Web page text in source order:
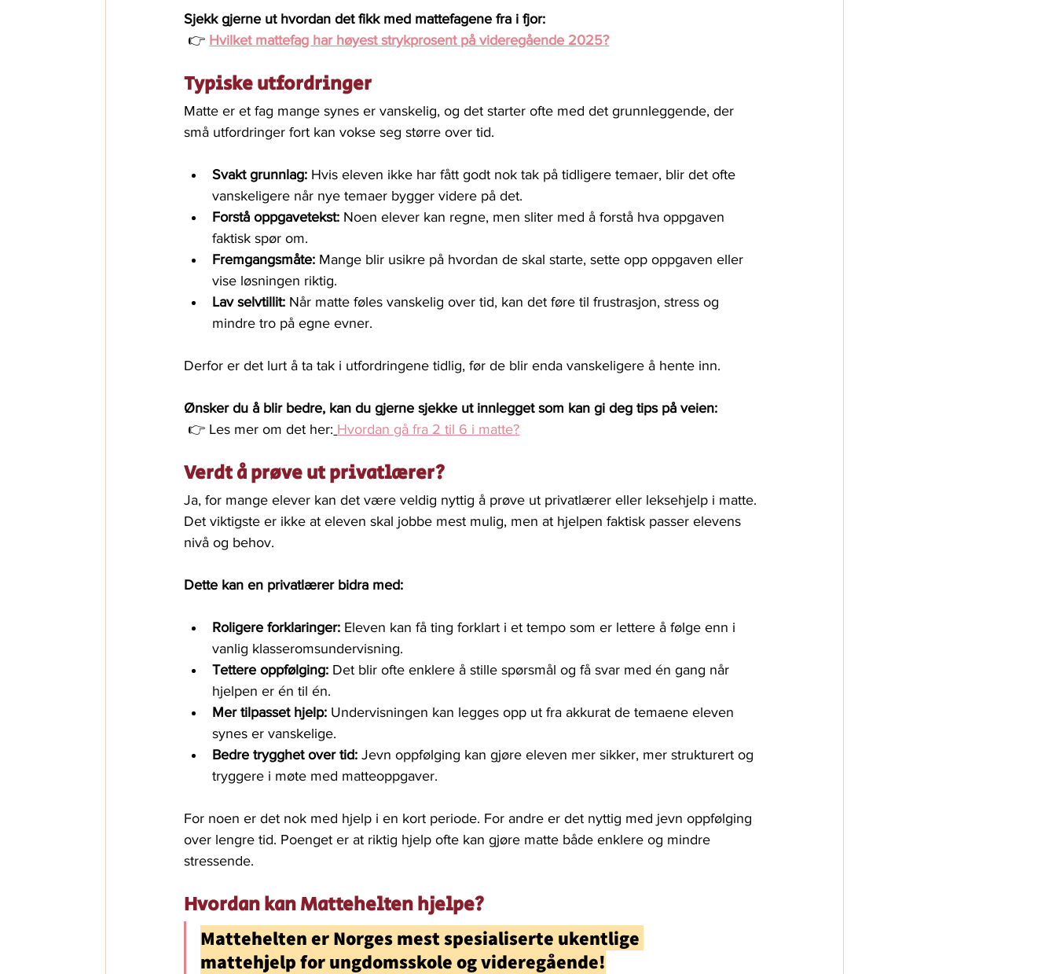
Sjekk gjerne ut hvordan det fikk med mattefagene fra i fjor:
👉 Hvilket mattefag har høyest strykprosent på videregående 2025?
Typiske utfordringer
Matte er et fag mange synes er vanskelig, og det starter ofte med det grunnleggende, der
små utfordringer fort kan vokse seg større over tid.
Svakt grunnlag: Hvis eleven ikke har fått godt nok tak på tidligere temaer, blir det ofte
vanskeligere når nye temaer bygger videre på det.
Forstå oppgavetekst: Noen elever kan regne, men sliter med å forstå hva oppgaven
faktisk spør om.
Fremgangsmåte: Mange blir usikre på hvordan de skal starte, sette opp oppgaven eller
vise løsningen riktig.
Lav selvtillit: Når matte føles vanskelig over tid, kan det føre til frustrasjon, stress og
mindre tro på egne evner.
Derfor er det lurt å ta tak i utfordringene tidlig, før de blir enda vanskeligere å hente inn.
Ønsker du å blir bedre, kan du gjerne sjekke ut innlegget som kan gi deg tips på veien:
👉 Les mer om det her: Hvordan gå fra 2 til 6 i matte?
Verdt å prøve ut privatlærer?
Ja, for mange elever kan det være veldig nyttig å prøve ut privatlærer eller leksehjelp i matte.
Det viktigste er ikke at eleven skal jobbe mest mulig, men at hjelpen faktisk passer elevens
nivå og behov.
Dette kan en privatlærer bidra med:
Roligere forklaringer: Eleven kan få ting forklart i et tempo som er lettere å følge enn i
vanlig klasseromsundervisning.
Tettere oppfølging: Det blir ofte enklere å stille spørsmål og få svar med én gang når
hjelpen er én til én.
Mer tilpasset hjelp: Undervisningen kan legges opp ut fra akkurat de temaene eleven
synes er vanskelige.
Bedre trygghet over tid: Jevn oppfølging kan gjøre eleven mer sikker, mer strukturert og
tryggere i møte med matteoppgaver.
For noen er det nok med hjelp i en kort periode. For andre er det nyttig med jevn oppfølging
over lengre tid. Poenget er at riktig hjelp ofte kan gjøre matte både enklere og mindre
stressende.
Hvordan kan Mattehelten hjelpe?
Mattehelten er Norges mest spesialiserte ukentlige
mattehjelp for ungdomsskole og videregående!